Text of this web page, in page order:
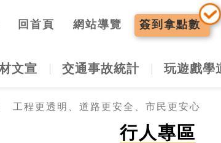
入口網
回首頁 網站導覽 簽到 拿點數
文宣 交通事故統計 玩遊戲學
工程更透明、道路更安全、市民更安心
行人專區